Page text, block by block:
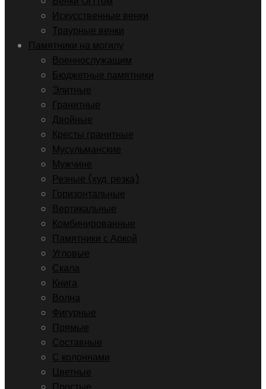
Искусственные венки
Траурные венки
Памятники на могилу
Военнослужащим
Бюджетные памятники
Элитные
Гранитные
Двойные
Кресты гранитные
Мусульманские
Мужчине
Резные (худ. резка)
Горизонтальные
Вертикальные
Комбинированные
Памятники с Аркой
Угловые
Скала
Книга
Волна
Фигурные
Прямые
Составные
С колоннами
Цветные